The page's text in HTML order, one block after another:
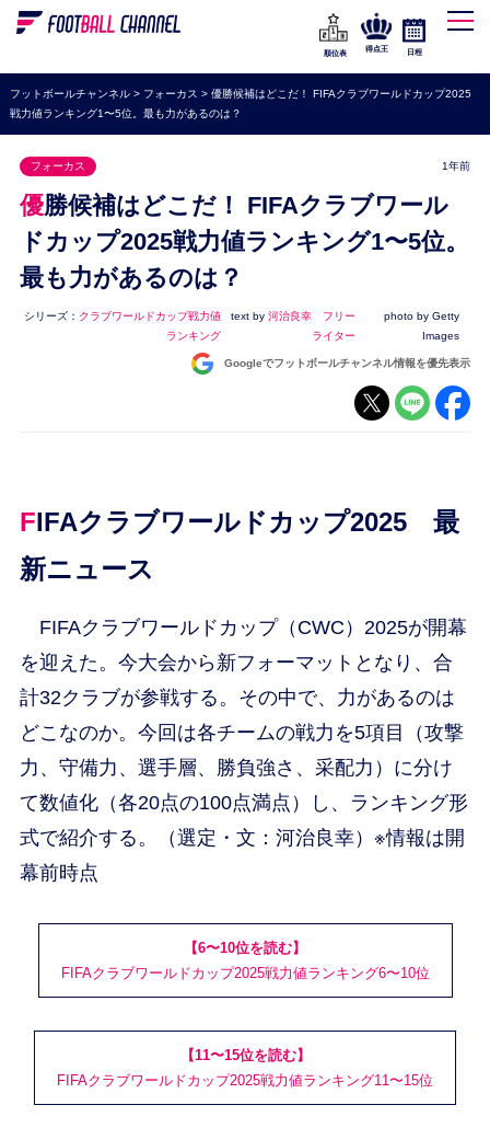
WEリーグ
海外サッカー
プレミアリーグ
ラ・リーガ
セリエA
ブンデスリーガ
UEFA
ナショナルチーム
順位表
得点王 日程
フットボールチャンネル> フォーカス > 優勝候補はどこだ！ FIFAクラブワールドカップ2025
戦力値ランキング1〜5位。最も力があるのは？
フォーカス 1年前
優勝候補はどこだ！ FIFAクラブワール
ドカップ2025戦力値ランキング1〜5位。
最も力があるのは？
シリーズ： クラブワールドカップ戦力値
ランキング
text by河治良幸 フリー
ライター
photo by Getty
Images
Googleでフットボールチャンネル情報を優先表示
FIFAクラブワールドカップ2025 最
新ニュース
FIFAクラブワールドカップ（CWC）2025が開幕
を迎えた。今大会から新フォーマットとなり、合
計32クラブが参戦する。その中で、力があるのは
どこなのか。今回は各チームの戦力を5項目（攻撃
力、守備力、選手層、勝負強さ、采配力）に分け
て数値化（各20点の100点満点）し、ランキング形
式で紹介する。（選定・文：河治良幸）※情報は開
幕前時点
【6〜10位を読む】
FIFAクラブワールドカップ2025戦力値ランキング6〜10位
【11〜15位を読む】
FIFAクラブワールドカップ2025戦力値ランキング11〜15位